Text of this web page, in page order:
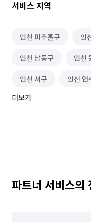
서비스 지역
인천 미추홀구 인
인천 남동구 인천
인천 서구 인천 연
인천 중구
더보기
파트너 서비스의